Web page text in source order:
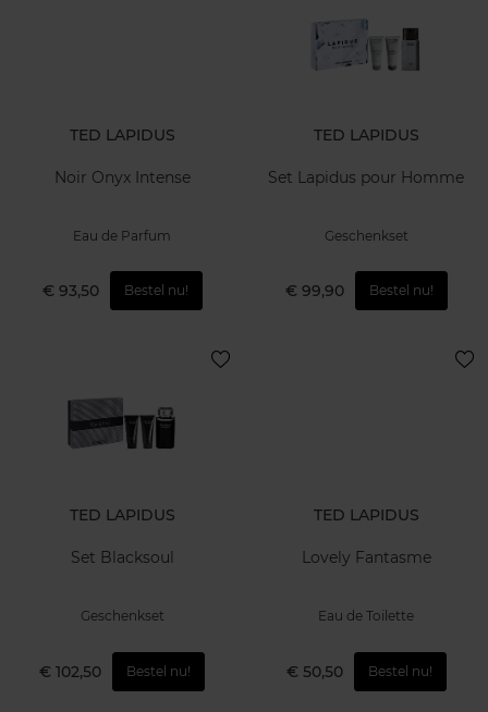
TED LAPIDUS
Noir Onyx Intense
Eau de Parfum
€ 93,50 Bestel nu!
TED LAPIDUS
Set Lapidus pour Homme
Geschenkset
€ 99,90 Bestel nu!
TED LAPIDUS
Set Blacksoul
Geschenkset
€ 102,50 Bestel nu!
TED LAPIDUS
Lovely Fantasme
Eau de Toilette
€ 50,50 Bestel nu!